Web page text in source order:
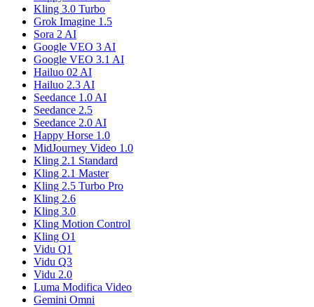
Kling 3.0 Turbo
Grok Imagine 1.5
Sora 2 AI
Google VEO 3 AI
Google VEO 3.1 AI
Hailuo 02 AI
Hailuo 2.3 AI
Seedance 1.0 AI
Seedance 2.5
Seedance 2.0 AI
Happy Horse 1.0
MidJourney Video 1.0
Kling 2.1 Standard
Kling 2.1 Master
Kling 2.5 Turbo Pro
Kling 2.6
Kling 3.0
Kling Motion Control
Kling O1
Vidu Q1
Vidu Q3
Vidu 2.0
Luma Modifica Video
Gemini Omni